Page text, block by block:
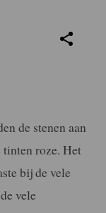
de stenen aan
tinten roze. Het
bij de vele
vele